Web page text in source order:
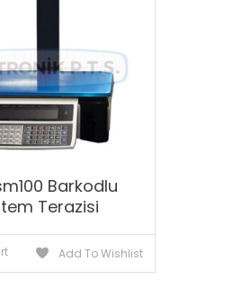
Barkodlu
Terazisi
Add To Wishlist